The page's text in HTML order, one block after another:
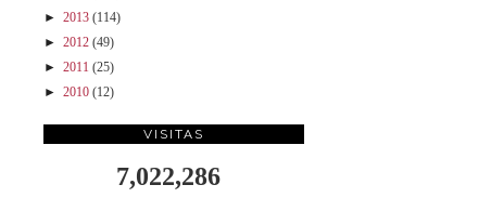
► 2013 (114)
► 2012 (49)
► 2011 (25)
► 2010 (12)
VISITAS
7,022,286